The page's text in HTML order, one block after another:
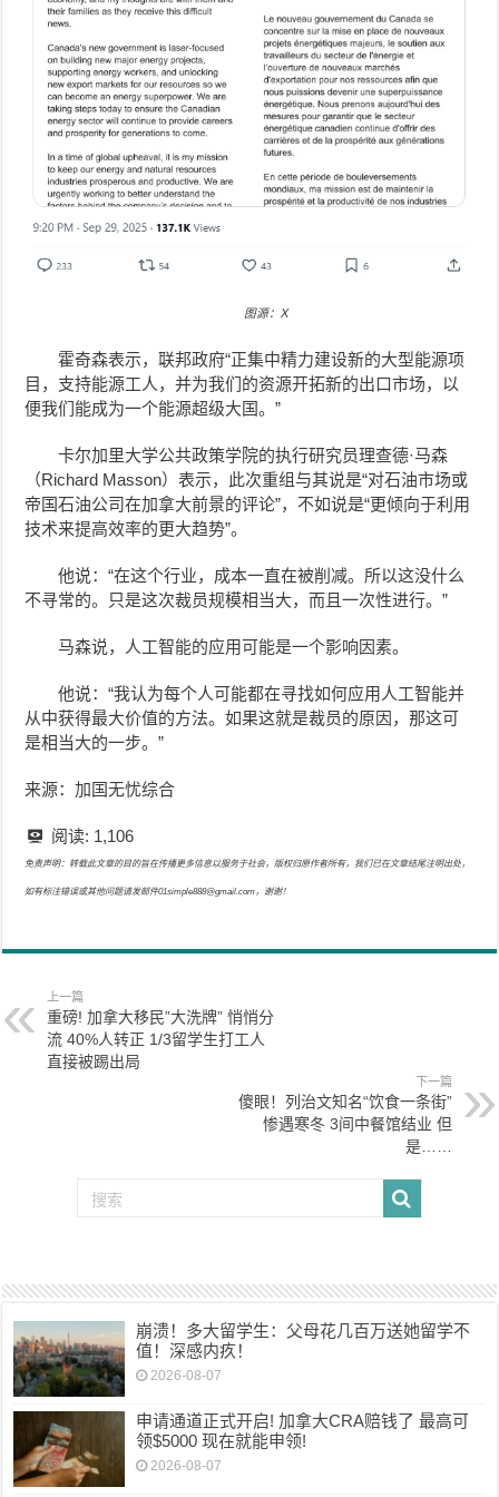
图源：X
霍奇森表示，联邦政府“正集中精力建设新的大型能源项
目，支持能源工人，并为我们的资源开拓新的出口市场，以
便我们能成为一个能源超级大国。”
卡尔加里大学公共政策学院的执行研究员理查德·马森
（Richard Masson）表示，此次重组与其说是“对石油市场或
帝国石油公司在加拿大前景的评论”，不如说是“更倾向于利用
技术来提高效率的更大趋势”。
他说：“在这个行业，成本一直在被削减。所以这没什么
不寻常的。只是这次裁员规模相当大，而且一次性进行。”
马森说，人工智能的应用可能是一个影响因素。
他说：“我认为每个人可能都在寻找如何应用人工智能并
从中获得最大价值的方法。如果这就是裁员的原因，那这可
是相当大的一步。”
来源：加国无忧综合
阅读: 1,106
免责声明：转载此文章的目的旨在传播更多信息以服务于社会，版权归原作者所有，我们已在文章结尾注明出处，
如有标注错误或其他问题请发邮件01simple888@gmail.com，谢谢！
上一篇
重磅! 加拿大移民”大洗牌” 悄悄分
流 40%人转正 1/3留学生打工人
直接被踢出局
下一篇
傻眼！列治文知名“饮食一条街”
惨遇寒冬 3间中餐馆结业 但
是……
崩溃！多大留学生：父母花几百万送她留学不
值！深感内疚！
2026-08-07
申请通道正式开启! 加拿大CRA赔钱了 最高可
领$5000 现在就能申领!
2026-08-07